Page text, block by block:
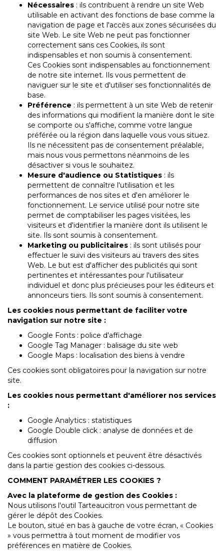
Nécessaires : ils contribuent à rendre un site Web
utilisable en activant des fonctions de base comme la
navigation de page et l'accès aux zones sécurisées du
site Web. Le site Web ne peut pas fonctionner
correctement sans ces Cookies, ils sont
indispensables et non soumis à consentement.
Ces Cookies sont indispensables au fonctionnement
de notre site internet. Ils vous permettent de
naviguer sur le site et d'utiliser ses fonctionnalités de
base.
Préférence : ils permettent à un site Web de retenir
des informations qui modifient la manière dont le site
se comporte ou s'affiche, comme votre langue
préférée ou la région dans laquelle vous vous situez.
Ils ne nécessitent pas de consentement préalable,
mais nous vous permettons néanmoins de les
désactiver si vous le souhaitez.
Mesure d'audience ou Statistiques : ils
permettent de connaître l'utilisation et les
performances de nos sites et d'en améliorer le
fonctionnement. Le service utilisé pour notre site
permet de comptabiliser les pages visitées, les
visiteurs et d'identifier la manière dont ils utilisent le
site. Ils sont soumis à consentement.
Marketing ou publicitaires : ils sont utilisés pour
effectuer le suivi des visiteurs au travers des sites
Web. Le but est d'afficher des publicités qui sont
pertinentes et intéressantes pour l'utilisateur
individuel et donc plus précieuses pour les éditeurs et
annonceurs tiers. Ils sont soumis à consentement.
Les cookies nous permettant de faciliter votre
navigation sur notre site :
Google Fonts : police d'affichage
Google Tag Manager : balisage du site web
Google Maps : localisation des biens à vendre
Ces cookies sont obligatoires pour la navigation sur notre
site.
Les cookies nous permettant d'améliorer nos services
:
Google Analytics : statistiques
Google Double click : analyse de données et de
diffusion
Ces cookies sont optionnels et peuvent être désactivés
dans la partie gestion des cookies ci-dessous.
COMMENT PARAMÉTRER LES COOKIES ?
Avec la plateforme de gestion des Cookies :
Nous utilisons l'outil Tarteaucitron vous permettant de
gérer le dépôt des Cookies.
Le bouton, situé en bas à gauche de votre écran, « Cookies
» vous permettra à tout moment de modifier vos
préférences en matière de Cookies.